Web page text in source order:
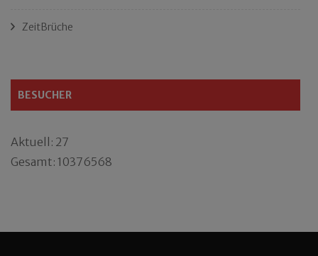
ZeitBrüche
BESUCHER
Aktuell: 27
Gesamt: 10376568